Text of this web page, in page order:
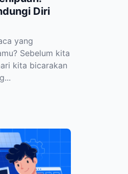
Diri
yang
Sebelum kita
kita bicarakan